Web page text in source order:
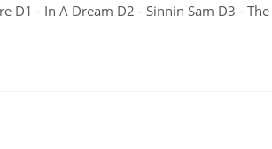
D1 - In A Dream D2 - Sinnin Sam D3 -